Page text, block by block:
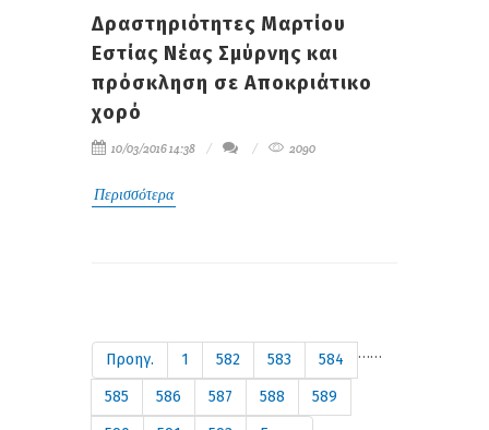
Δραστηριότητες Μαρτίου
Εστίας Νέας Σμύρνης και
πρόσκληση σε Αποκριάτικο
χορό
10/03/2016 14:38 2090
Περισσότερα
Προηγ. 1 …
582 583
584
585
586 587 588
589
…